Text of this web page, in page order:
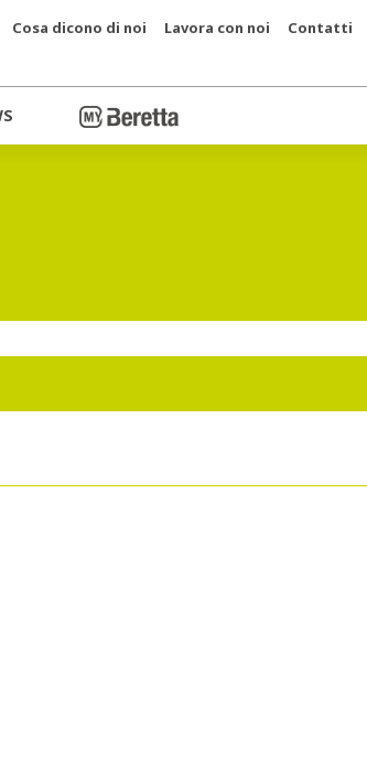
Cosa dicono di noi Lavora con noi Contatti